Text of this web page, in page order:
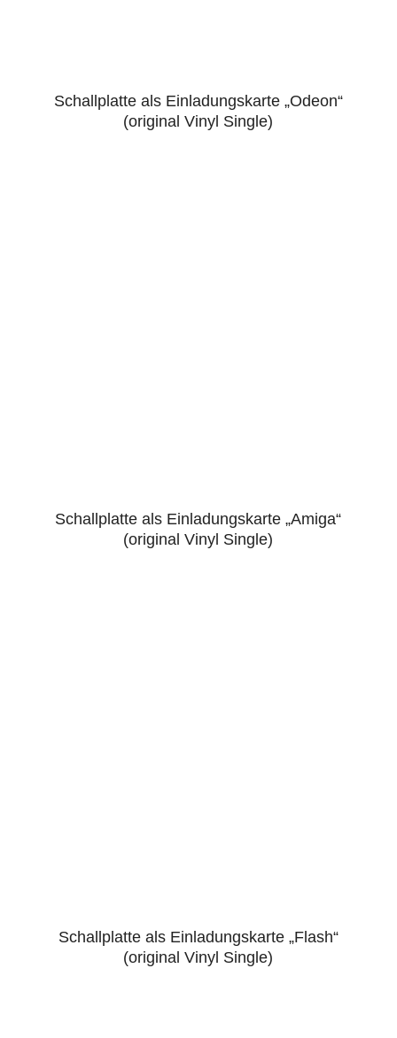
5.00
Schallplatte als Einladungskarte „Odeon“
(original Vinyl Single)
4.86
Schallplatte als Einladungskarte „Amiga“
(original Vinyl Single)
5.00
Schallplatte als Einladungskarte „Flash“
(original Vinyl Single)